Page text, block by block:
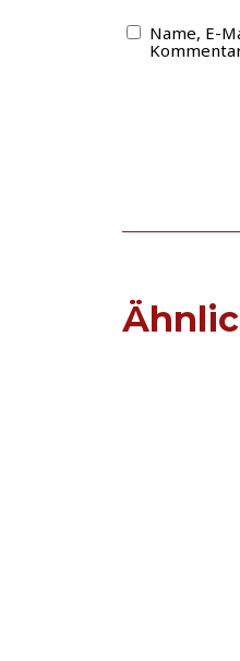
Name, E-